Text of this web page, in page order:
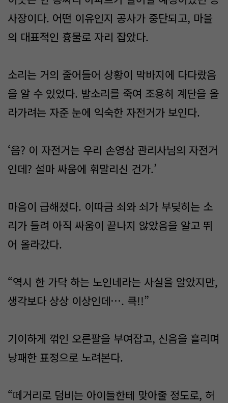
사장이다. 어떤 이유인지 공사가 중단되고, 마을
의 대표적인 흉물로 자리 잡았다.
소리는 거의 줄어들어 상황이 막바지에 다다랐음
을 알 수 있었다. 발소리를 죽여 조용히 계단을 올
라가려는 자준 눈에 익숙한 자전거가 보인다.
‘음? 이 자전거는 우리 손영삼 관리사님의 자전거
인데? 설마 싸움에 휘말리신 건가.’
마음이 급해졌다. 이따금 쇠와 쇠가 부딪히는 소
리가 들려 아직 싸움이 끝나지 않았음을 알고 뛰
어 올라갔다.
“역시 한 가닥 하는 노인네라는 사실을 알았지만,
생각보다 상상 이상인데…. 큭!!”
기이하게 꺾인 오른팔을 부여잡고, 신음을 흘리며
낭패한 표정으로 노려본다.
“떼거리로 덤비는 아이들한테 맞아줄 정도로, 허